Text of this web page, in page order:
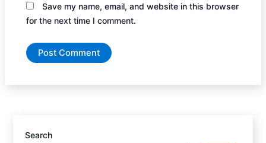
Save my name, email, and website in this browser
for the next time I comment.
Search